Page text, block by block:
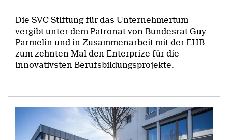
Die SVC Stiftung für das Unternehmertum
vergibt unter dem Patronat von Bundesrat Guy
Parmelin und in Zusammenarbeit mit der EHB
zum zehnten Mal den Enterprize für die
innovativsten Berufsbildungsprojekte.